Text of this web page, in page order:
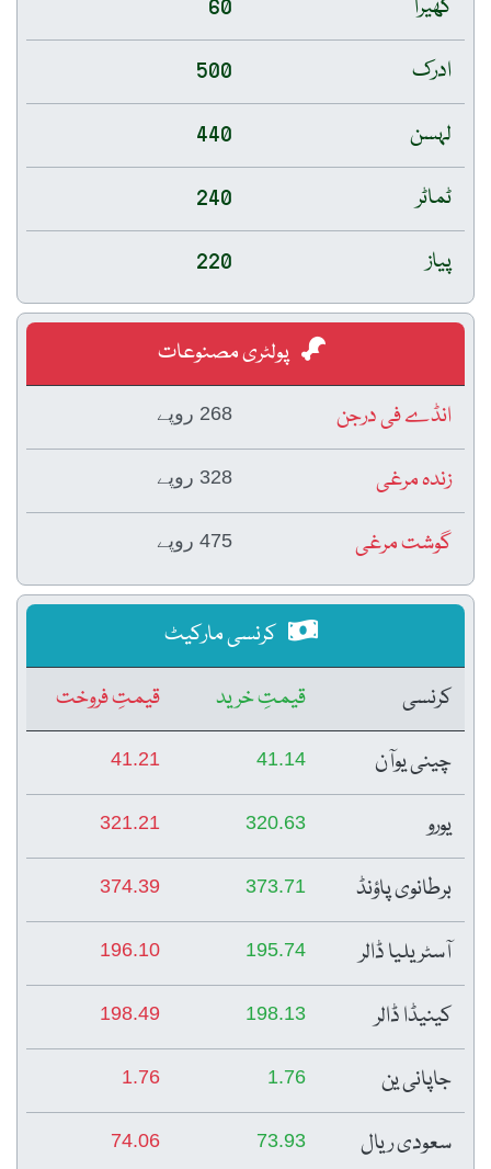
کھیرا
60
ادرک
500
لہسن
440
ٹماٹر
240
پیاز
220
پولٹری مصنوعات
انڈے فی درجن
268 روپے
زندہ مرغی 328 روپے
گوشت مرغی 475 روپے
کرنسی مارکیٹ
کرنسی
قیمتِ خرید
قیمتِ فروخت
چینی یوآن
41.14
41.21
یورو 320.63
321.21
برطانوی پاؤنڈ 373.71
374.39
آسٹریلیا ڈالر 195.74
196.10
کینیڈا ڈالر 198.13
198.49
جاپانی ین 1.76
1.76
سعودی ریال 73.93
74.06